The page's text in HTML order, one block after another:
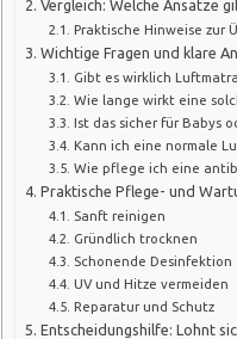
Vergleich: Welche Ansätze
Praktische Hinweise zur
Wichtige Fragen und klare
Gibt es wirklich
Wie lange wirkt eine
Ist das sicher für Babys
Kann ich eine normale
Wie pflege ich eine
Praktische Pflege- und
Sanft reinigen
Gründlich trocknen
Schonende Desinfektion
UV und Hitze vermeiden
Reparatur und Schutz
Entscheidungshilfe: Lohnt